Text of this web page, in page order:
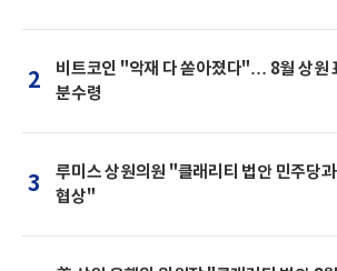
2
비트코인 "악재 다 쏟아졌다"… 8월 상원
분수령
3
루미스 상원의원 "클래리티 법안 민주당
협상"